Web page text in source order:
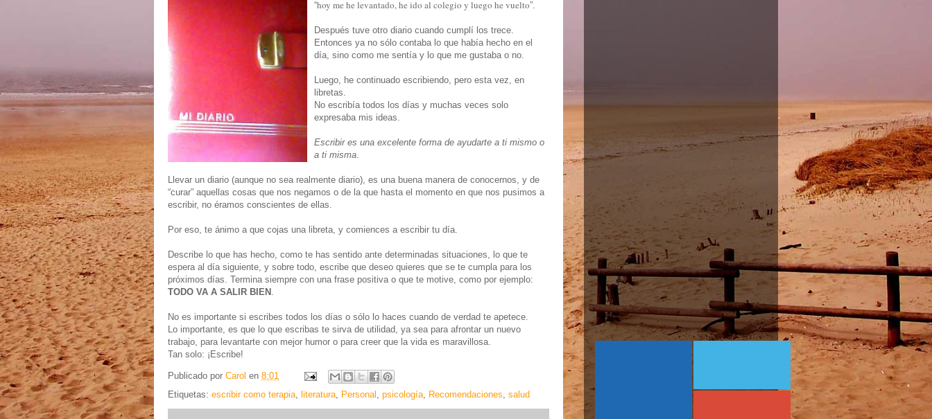
“hoy me he levantado, he ido al colegio y luego he vuelto”.
Después tuve otro diario cuando cumplí los trece.
Entonces ya no sólo contaba lo que había hecho en el
día, sino como me sentía y lo que me gustaba o no.
Luego, he continuado escribiendo, pero esta vez, en
libretas.
No escribía todos los días y muchas veces solo
expresaba mis ideas.
Escribir es una excelente forma de ayudarte a ti mismo o
a ti misma.
Llevar un diario (aunque no sea realmente diario), es una buena manera de conocernos, y de
“curar” aquellas cosas que nos negamos o de la que hasta el momento en que nos pusimos a
escribir, no éramos conscientes de ellas.
Por eso, te ánimo a que cojas una libreta, y comiences a escribir tu día.
Describe lo que has hecho, como te has sentido ante determinadas situaciones, lo que te
espera al día siguiente, y sobre todo, escribe que deseo quieres que se te cumpla para los
próximos días. Termina siempre con una frase positiva o que te motive, como por ejemplo:
TODO VA A SALIR BIEN .
No es importante si escribes todos los días o sólo lo haces cuando de verdad te apetece.
Lo importante, es que lo que escribas te sirva de utilidad, ya sea para afrontar un nuevo
trabajo, para levantarte con mejor humor o para creer que la vida es maravillosa.
Tan solo: ¡Escribe!
Publicado por Carol en 8:01
Etiquetas: escribir como terapia, literatura, Personal , psicología, Recomendaciones, salud